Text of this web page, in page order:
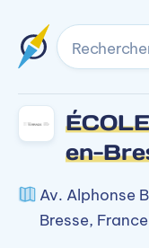
en-
Av. Alphonse
Bresse, France